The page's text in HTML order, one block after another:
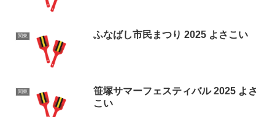
関東 ふなばし市民まつり 2025 よさこい
関東
笹塚サマーフェスティバル 2025 よさ
こい